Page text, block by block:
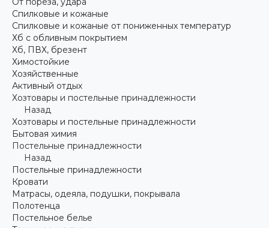
Спилковые и кожаные
Спилковые и кожаные от пониженных температур
Хб с обливным покрытием
Хб, ПВХ, брезент
Химостойкие
Хозяйственные
Активный отдых
Хозтовары и постельные принадлежности
Назад
Хозтовары и постельные принадлежности
Бытовая химия
Постельные принадлежности
Назад
Постельные принадлежности
Кровати
Матрасы, одеяла, подушки, покрывала
Полотенца
Постельное белье